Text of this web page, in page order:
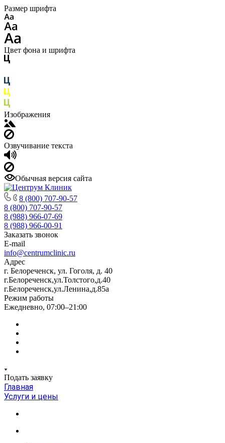
Размер шрифта
Цвет фона и шрифта
Изображения
Озвучивание текста
Обычная версия сайта
8 (800) 707-90-57
8 (800) 707-90-57
8 (988) 966-07-69
8 (988) 966-00-91
Заказать звонок
E-mail
info@centrumclinic.ru
Адрес
г. Белореченск, ул. Гоголя, д. 40
г.Белореченск,ул.Толстого,д.40
г.Белореченск,ул.Ленина,д.85а
Режим работы
Ежедневно, 07:00–21:00
Подать заявку
Главная
Услуги и цены